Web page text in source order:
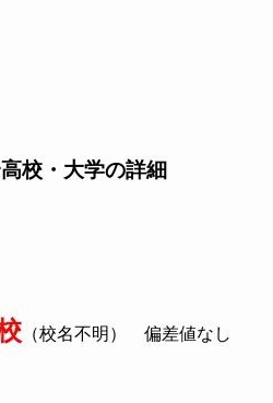
校・大学の詳細
（校名不明） 偏差値なし